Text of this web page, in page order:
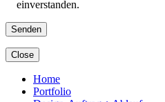
einverstanden.
Close
Home
Portfolio